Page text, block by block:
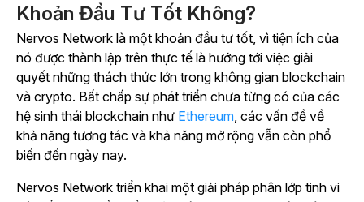
Khoản Đầu Tư Tốt Không?
Nervos Network là một khoản đầu tư tốt, vì tiện ích của
nó được thành lập trên thực tế là hướng tới việc giải
quyết những thách thức lớn trong không gian blockchain
và crypto. Bất chấp sự phát triển chưa từng có của các
hệ sinh thái blockchain như Ethereum , các vấn đề về
khả năng tương tác và khả năng mở rộng vẫn còn phổ
biến đến ngày nay.
Nervos Network triển khai một giải pháp phân lớp tinh vi